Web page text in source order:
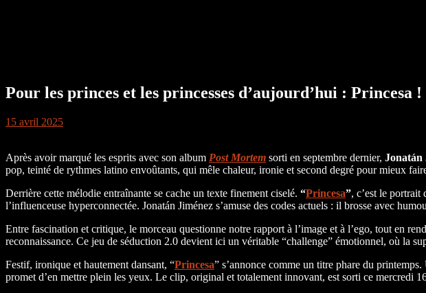
Pour les princes et les princesses d’aujourd’hui : Princesa !
15 avril 2025
Après avoir marqué les esprits avec son album Post Mortem sorti en septembre dernier, Jonatán
pop, teinté de rythmes latino envoûtants, qui mêle chaleur, ironie et second degré pour mieux
Derrière cette mélodie entraînante se cache un texte finement ciselé. “Princesa”, c’est le portrait
l’influenceuse hyperconnectée. Jonatán Jiménez s’amuse des codes actuels : il brosse avec
Entre fascination et critique, le morceau questionne notre rapport à l’image et à l’ego, tout en
reconnaissance. Ce jeu de séduction 2.0 devient ici un véritable “challenge” émotionnel, où la
Festif, ironique et hautement dansant, “Princesa” s’annonce comme un titre phare du
promet d’en mettre plein les yeux. Le clip, original et totalement innovant, est sorti ce mercredi